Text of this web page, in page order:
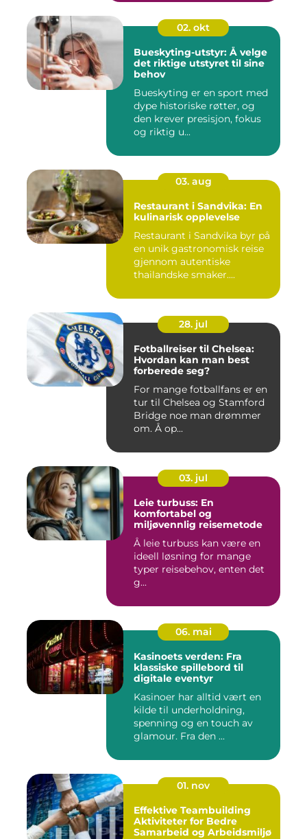
02. okt
Bueskyting-utstyr: Å velge
det riktige utstyret til sine
behov
Bueskyting er en sport med
dype historiske røtter, og
den krever presisjon, fokus
og riktig u...
03. aug
Restaurant i Sandvika: En
kulinarisk opplevelse
Restaurant i Sandvika byr på
en unik gastronomisk reise
gjennom autentiske
thailandske smaker....
28. jul
Fotballreiser til Chelsea:
Hvordan kan man best
forberede seg?
For mange fotballfans er en
tur til Chelsea og Stamford
Bridge noe man drømmer
om. Å op...
03. jul
Leie turbuss: En
komfortabel og
miljøvennlig reisemetode
Å leie turbuss kan være en
ideell løsning for mange
typer reisebehov, enten det
g...
06. mai
Kasinoets verden: Fra
klassiske spillebord til
digitale eventyr
Kasinoer har alltid vært en
kilde til underholdning,
spenning og en touch av
glamour. Fra den ...
01. nov
Effektive Teambuilding
Aktiviteter for Bedre
Samarbeid og Arbeidsmiljø